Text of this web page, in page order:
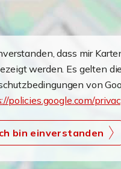
dass mir
werden. Es gelten die
von
policies.google.com/
bin einverstanden